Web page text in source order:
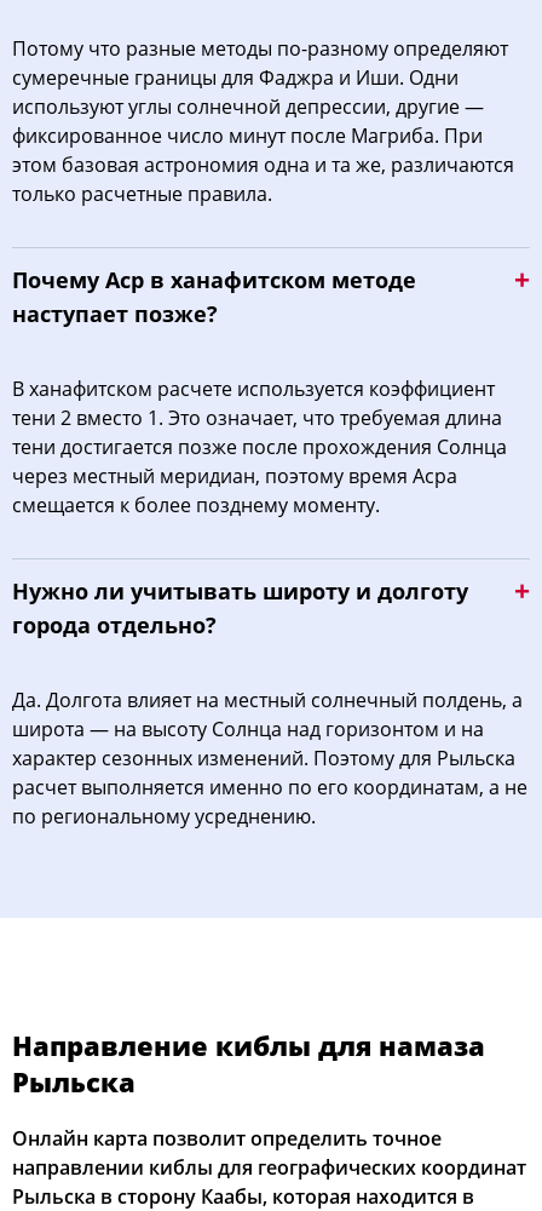
Потому что разные методы по-разному определяют
сумеречные границы для Фаджра и Иши. Одни
используют углы солнечной депрессии, другие —
фиксированное число минут после Магриба. При
этом базовая астрономия одна и та же, различаются
только расчетные правила.
Почему Аср в ханафитском методе
наступает позже?
В ханафитском расчете используется коэффициент
тени 2 вместо 1. Это означает, что требуемая длина
тени достигается позже после прохождения Солнца
через местный меридиан, поэтому время Асра
смещается к более позднему моменту.
Нужно ли учитывать широту и долготу
города отдельно?
Да. Долгота влияет на местный солнечный полдень, а
широта — на высоту Солнца над горизонтом и на
характер сезонных изменений. Поэтому для Рыльска
расчет выполняется именно по его координатам, а не
по региональному усреднению.
Направление киблы для намаза
Рыльска
Онлайн карта позволит определить точное
направлении киблы для географических координат
Рыльска в сторону Каабы, которая находится в